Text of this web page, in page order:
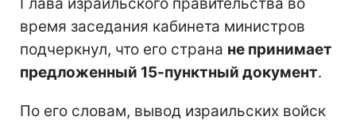
время заседания кабинета министров
подчеркнул, что его страна не принимает
предложенный 15-пунктный документ.
По его словам, вывод израильских войск